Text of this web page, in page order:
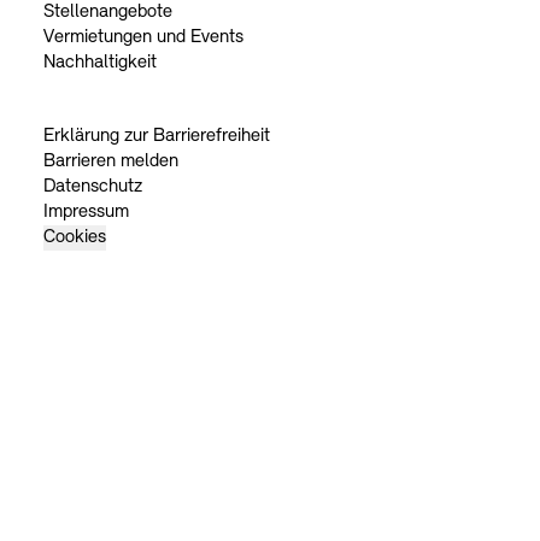
Stellenangebote
Vermietungen und Events
Nachhaltigkeit
Erklärung zur Barrierefreiheit
Barrieren melden
Datenschutz
Impressum
Cookies